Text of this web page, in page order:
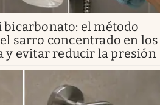
el método
sarro concentrado en los
y evitar reducir la presión